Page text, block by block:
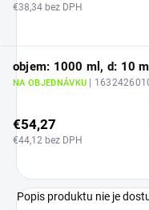
€38,34 bez DPH
objem: 1000 ml, d: 10
NA OBJEDNÁVKU |
€54,27
€44,12 bez DPH
Popis produktu nie je